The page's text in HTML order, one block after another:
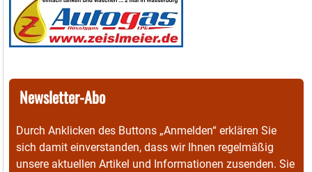
Newsletter-Abo
Durch Anklicken des Buttons „Anmelden“ erklären Sie
sich damit einverstanden, dass wir Ihnen regelmäßig
unsere aktuellen Artikel und Informationen zusenden. Sie